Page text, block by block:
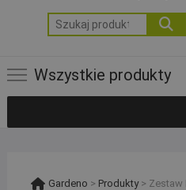
Szukaj:
Wszystkie produkty
Gardeno > Produkty> Zestaw Rain Bird